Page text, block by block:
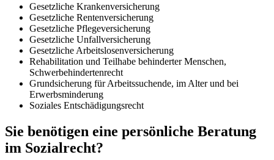
Gesetzliche Krankenversicherung
Gesetzliche Rentenversicherung
Gesetzliche Pflegeversicherung
Gesetzliche Unfallversicherung
Gesetzliche Arbeitslosenversicherung
Rehabilitation und Teilhabe behinderter Menschen,
Schwerbehindertenrecht
Grundsicherung für Arbeitssuchende, im Alter und bei
Erwerbsminderung
Soziales Entschädigungsrecht
Sie benötigen eine persönliche Beratung
im Sozialrecht?